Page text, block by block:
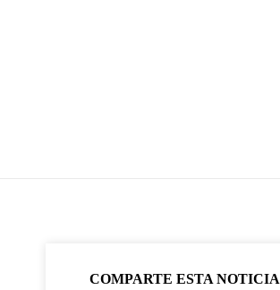
COMPARTE ESTA NOTICIA